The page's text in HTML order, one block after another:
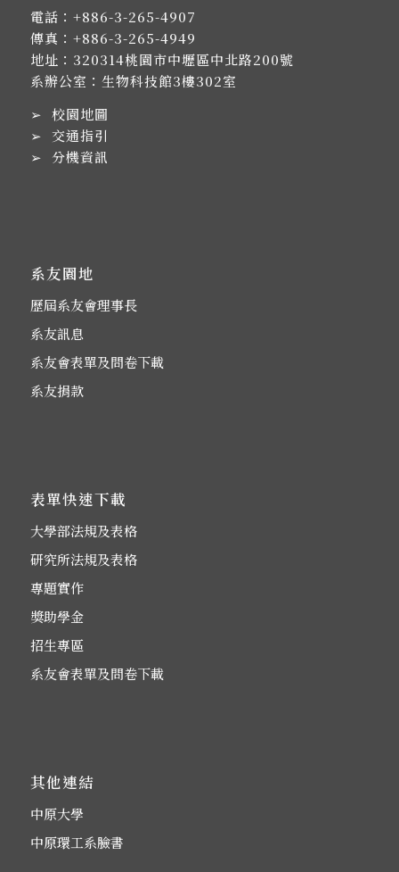
電話： +886-3-265-4907
傳真：+886-3-265-4949
地址： 320314桃園市中壢區中北路200號
系辦公室：生物科技館3樓302室
➢ 校園地圖
➢ 交通指引
➢ 分機資訊
系友園地
歷屆系友會理事長
系友訊息
系友會表單及問卷下載
系友捐款
表單快速下載
大學部法規及表格
研究所法規及表格
專題實作
獎助學金
招生專區
系友會表單及問卷下載
其他連結
中原大學
中原環工系臉書